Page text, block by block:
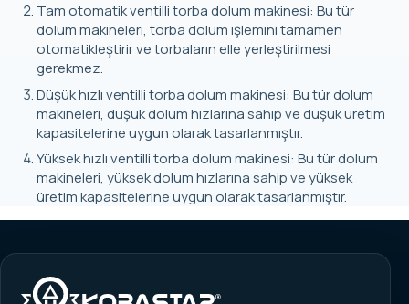
Tam otomatik ventilli torba dolum makinesi: Bu tür
dolum makineleri, torba dolum işlemini tamamen
otomatikleştirir ve torbaların elle yerleştirilmesi
gerekmez.
Düşük hızlı ventilli torba dolum makinesi: Bu tür dolum
makineleri, düşük dolum hızlarına sahip ve düşük üretim
kapasitelerine uygun olarak tasarlanmıştır.
Yüksek hızlı ventilli torba dolum makinesi: Bu tür dolum
makineleri, yüksek dolum hızlarına sahip ve yüksek
üretim kapasitelerine uygun olarak tasarlanmıştır.